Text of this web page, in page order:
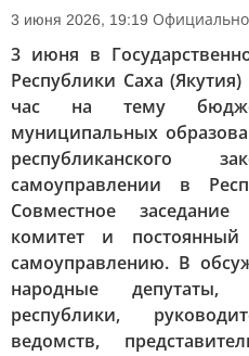
3 июня 2026, 19:19 Официально
3 июня в
Республики Саха
час на тему
муниципальных
республиканского
самоуправлении в
Совместное
комитет и
самоуправлению. В
народные депутаты,
республики,
ведомств,